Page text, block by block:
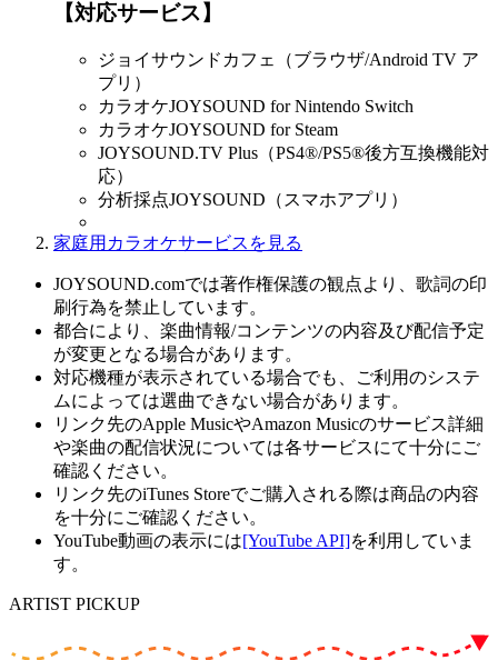
【対応サービス】
ジョイサウンドカフェ（ブラウザ/Android TV ア
プリ）
カラオケJOYSOUND for Nintendo Switch
カラオケJOYSOUND for Steam
JOYSOUND.TV Plus（PS4®/PS5®後方互換機能対
応）
分析採点JOYSOUND（スマホアプリ）
家庭用カラオケサービスを見る
JOYSOUND.comでは著作権保護の観点より、歌詞の印
刷行為を禁止しています。
都合により、楽曲情報/コンテンツの内容及び配信予定
が変更となる場合があります。
対応機種が表示されている場合でも、ご利用のシステ
ムによっては選曲できない場合があります。
リンク先のApple MusicやAmazon Musicのサービス詳細
や楽曲の配信状況については各サービスにて十分にご
確認ください。
リンク先のiTunes Storeでご購入される際は商品の内容
を十分にご確認ください。
YouTube動画の表示には[YouTube API]を利用していま
す。
ARTIST PICKUP